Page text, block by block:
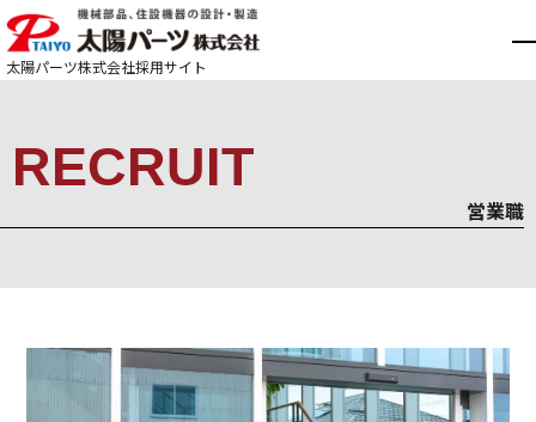
太陽パーツ株式会社採用サイト
RECRUIT
営業職